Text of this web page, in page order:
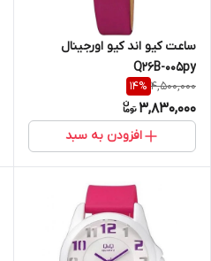
ساعت کیو اند کیو اورجینال
Q26B-005py
4,500,000
14%
3,830,000
افزودن به سبد